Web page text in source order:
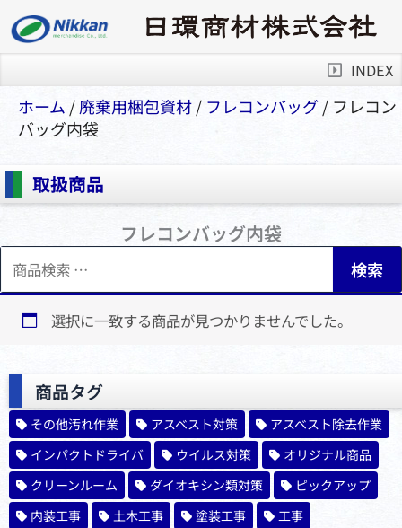
INDEX
ホーム /廃棄用梱包資材/ フレコンバッグ/ フレコン
バッグ内袋
取扱商品
フレコンバッグ内袋
検
索
対
検索
選択に一致する商品が見つかりませんでした。
商品タグ
その他汚れ作業 アスベスト対策
アスベスト除去作業
インパクトドライバ
ウイルス対策
オリジナル商品
クリーンルーム
ダイオキシン類対策
ピックアップ
内装工事
土木工事 塗装工事
工事